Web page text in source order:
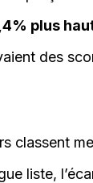
plus
des
classent
liste,